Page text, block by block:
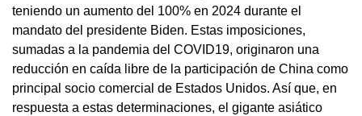
teniendo un aumento del 100% en 2024 durante el
mandato del presidente Biden. Estas imposiciones,
sumadas a la pandemia del COVID19, originaron una
reducción en caída libre de la participación de China como
principal socio comercial de Estados Unidos. Así que, en
respuesta a estas determinaciones, el gigante asiático